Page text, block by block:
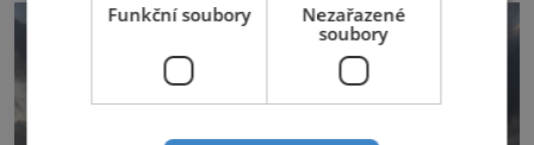
Funkční soubory
Nezařazené
soubory